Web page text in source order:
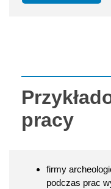
pracy
firmy
podczas prac